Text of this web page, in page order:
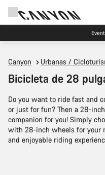
Ahorra con
Canyon Urbanas /
Bicicleta de 28
Do you want to ride fast and
or just for fun? Then a 28-
companion for you! Simply
with 28-inch wheels for your
and enjoyable riding